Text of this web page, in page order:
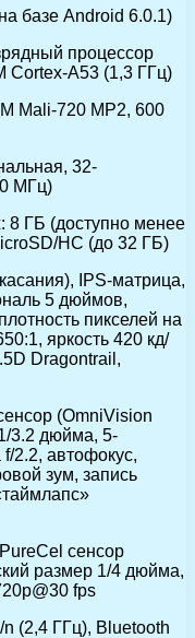
базе Android 6.0.1)
процессор
Cortex-A53 (1,3 ГГц)
Mali-720 MP2, 600
32-
МГц)
8 ГБ (доступно менее
HC (до 32 ГБ)
IPS-матрица,
5 дюймов,
пикселей на
яркость 420 кд/
Dragontrail,
(OmniVision
3.2 дюйма, 5-
2.2, автофокус,
зум, запись
сенсор
размер 1/4 дюйма,
fps
(2,4 ГГц), Bluetooth